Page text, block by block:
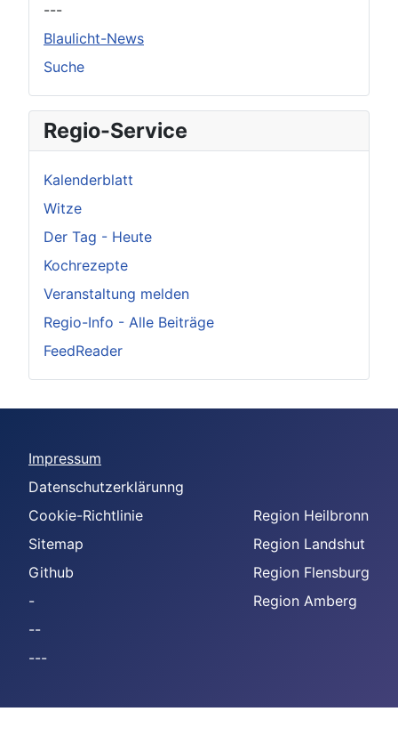
---
Blaulicht-News
Suche
Regio-Service
Kalenderblatt
Witze
Der Tag - Heute
Kochrezepte
Veranstaltung melden
Regio-Info - Alle Beiträge
FeedReader
Impressum
Datenschutzerklärunng
Cookie-Richtlinie
Sitemap
Github
-
--
---
Region Heilbronn
Region Landshut
Region Flensburg
Region Amberg